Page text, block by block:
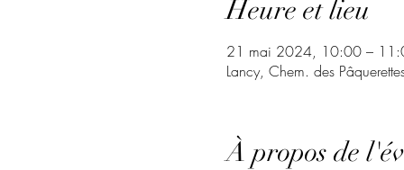
Heure et lieu
21 mai 2024, 10:00 –
Lancy, Chem. des
À propos de